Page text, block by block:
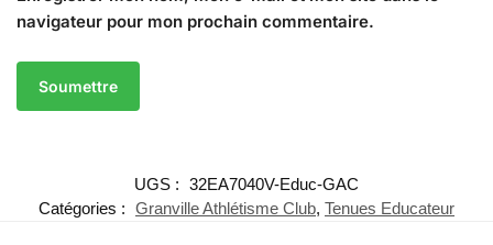
navigateur pour mon prochain commentaire.
UGS : 32EA7040V-Educ-GAC
Catégories : Granville Athlétisme Club, Tenues Educateur